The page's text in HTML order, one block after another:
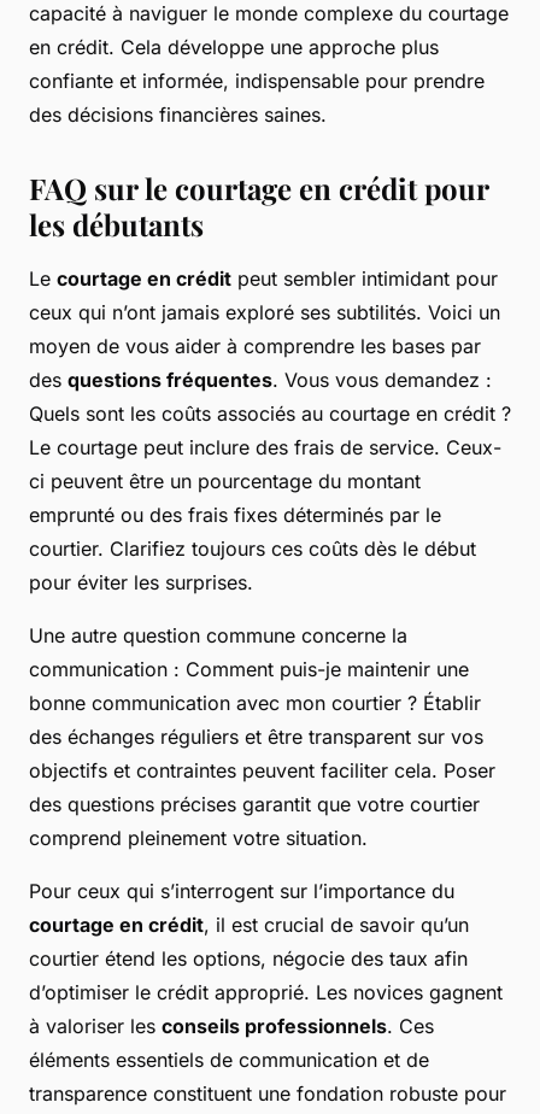
capacité à naviguer le monde complexe du courtage
en crédit. Cela développe une approche plus
confiante et informée, indispensable pour prendre
des décisions financières saines.
FAQ sur le courtage en crédit pour
les débutants
Le courtage en crédit peut sembler intimidant pour
ceux qui n’ont jamais exploré ses subtilités. Voici un
moyen de vous aider à comprendre les bases par
des questions fréquentes. Vous vous demandez :
Quels sont les coûts associés au courtage en crédit ?
Le courtage peut inclure des frais de service. Ceux-
ci peuvent être un pourcentage du montant
emprunté ou des frais fixes déterminés par le
courtier. Clarifiez toujours ces coûts dès le début
pour éviter les surprises.
Une autre question commune concerne la
communication : Comment puis-je maintenir une
bonne communication avec mon courtier ? Établir
des échanges réguliers et être transparent sur vos
objectifs et contraintes peuvent faciliter cela. Poser
des questions précises garantit que votre courtier
comprend pleinement votre situation.
Pour ceux qui s’interrogent sur l’importance du
courtage en crédit, il est crucial de savoir qu’un
courtier étend les options, négocie des taux afin
d’optimiser le crédit approprié. Les novices gagnent
à valoriser les conseils professionnels. Ces
éléments essentiels de communication et de
transparence constituent une fondation robuste pour